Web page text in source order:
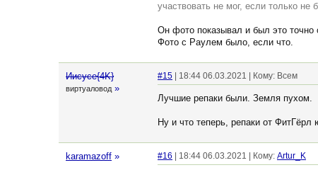
участвовать не мог, если только
Он фото показывал и был это точно
Фото с Раулем было, если что.
Иисусе{4K}
виртуаловод »
#15 | 18:44 06.03.2021 | Кому: Всем
Лучшие репаки были. Земля пухом.
Ну и что теперь, репаки от ФитГёрл
karamazoff » #16 | 18:44 06.03.2021 | Кому: Artur_K